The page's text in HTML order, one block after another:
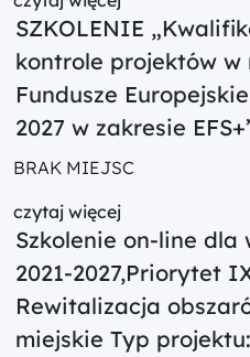
SZKOLENIE
kontrole projektów
Fundusze
2027 w zakresie
BRAK MIEJSC
czytaj więcej
Szkolenie on-line dla
2021-2027,Priorytet
Rewitalizacja
miejskie Typ